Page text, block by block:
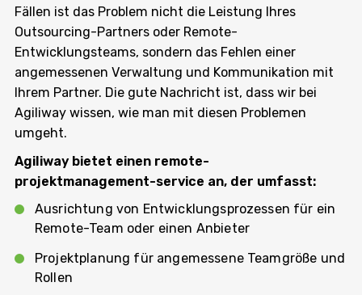
Fällen ist das Problem nicht die Leistung Ihres
Outsourcing-Partners oder Remote-
Entwicklungsteams, sondern das Fehlen einer
angemessenen Verwaltung und Kommunikation mit
Ihrem Partner. Die gute Nachricht ist, dass wir bei
Agiliway wissen, wie man mit diesen Problemen
umgeht.
Agiliway bietet einen remote-
projektmanagement-service an, der umfasst:
Ausrichtung von Entwicklungsprozessen für ein
Remote-Team oder einen Anbieter
Projektplanung für angemessene Teamgröße und
Rollen